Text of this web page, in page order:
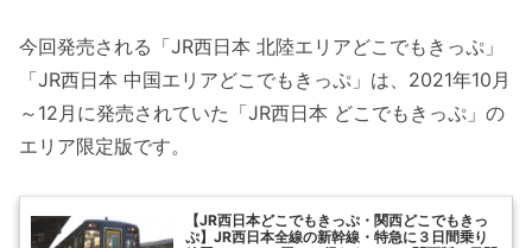
今回発売される「JR西日本 北陸エリアどこでもきっぷ」
「JR西日本 中国エリアどこでもきっぷ」は、2021年10月
～12月に発売されていた「JR西日本 どこでもきっぷ」の
エリア限定版です。
【JR西日本どこでもきっぷ・関西どこでもきっ
ぷ】JR西日本全線の新幹線・特急に３日間乗り